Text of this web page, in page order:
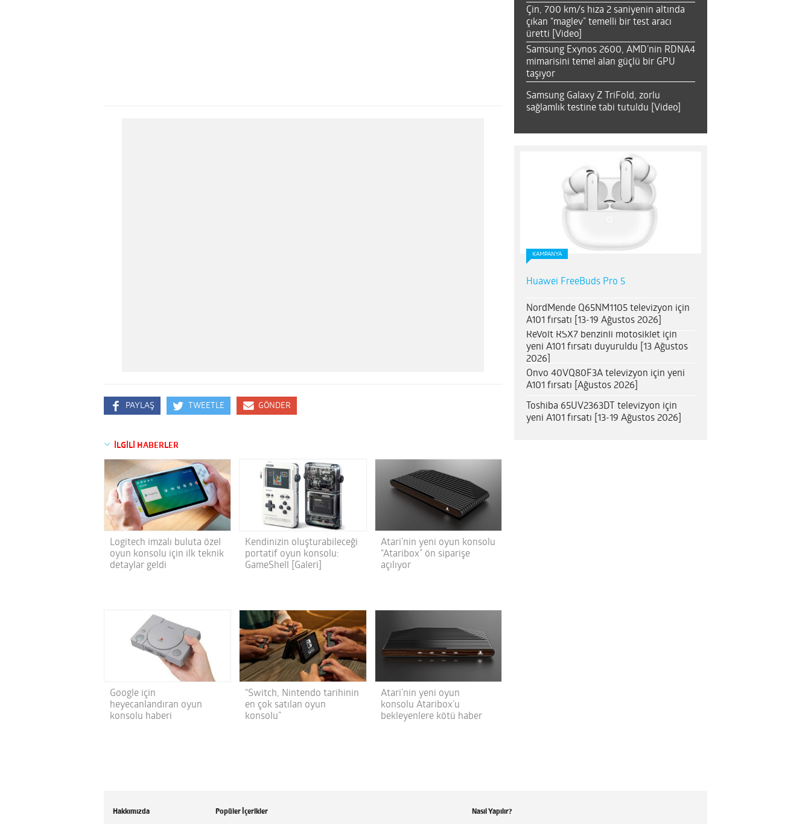
PAYLAŞ TWEETLE GÖNDER
İLGİLİ HABERLER
Logitech imzalı buluta özel
oyun konsolu için ilk teknik
detaylar geldi
Kendinizin oluşturabileceği
portatif oyun konsolu:
GameShell [Galeri]
Atari’nin yeni oyun konsolu
“Ataribox” ön siparişe
açılıyor
Google için
heyecanlandıran oyun
konsolu haberi
“Switch, Nintendo tarihinin
en çok satılan oyun
konsolu”
Atari’nin yeni oyun
konsolu Ataribox’u
bekleyenlere kötü haber
Çin, 700 km/s hıza 2 saniyenin altında
çıkan “maglev” temelli bir test aracı
üretti [Video]
Samsung Exynos 2600, AMD’nin RDNA4
mimarisini temel alan güçlü bir GPU
taşıyor
Samsung Galaxy Z TriFold, zorlu
sağlamlık testine tabi tutuldu [Video]
KAMPANYA
Huawei FreeBuds Pro 5
NordMende Q65NM1105 televizyon için
A101 fırsatı [13-19 Ağustos 2026]
ReVolt RSX7 benzinli motosiklet için
yeni A101 fırsatı duyuruldu [13 Ağustos
2026]
Onvo 40VQ80F3A televizyon için yeni
A101 fırsatı [Ağustos 2026]
Toshiba 65UV2363DT televizyon için
yeni A101 fırsatı [13-19 Ağustos 2026]
Hakkımızda Popüler İçerikler Nasıl Yapılır?